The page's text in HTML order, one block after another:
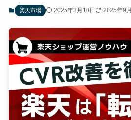
楽天市場 2025年3月10日 2025年9